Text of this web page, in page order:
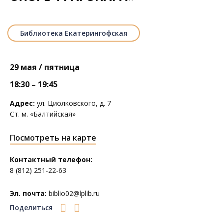
Библиотека Екатерингофская
29 мая / пятница
18:30 – 19:45
Адрес: ул. Циолковского, д. 7
Ст. м. «Балтийская»
Посмотреть на карте
Контактный телефон:
8 (812) 251-22-63
Эл. почта: biblio02@lplib.ru
Поделиться